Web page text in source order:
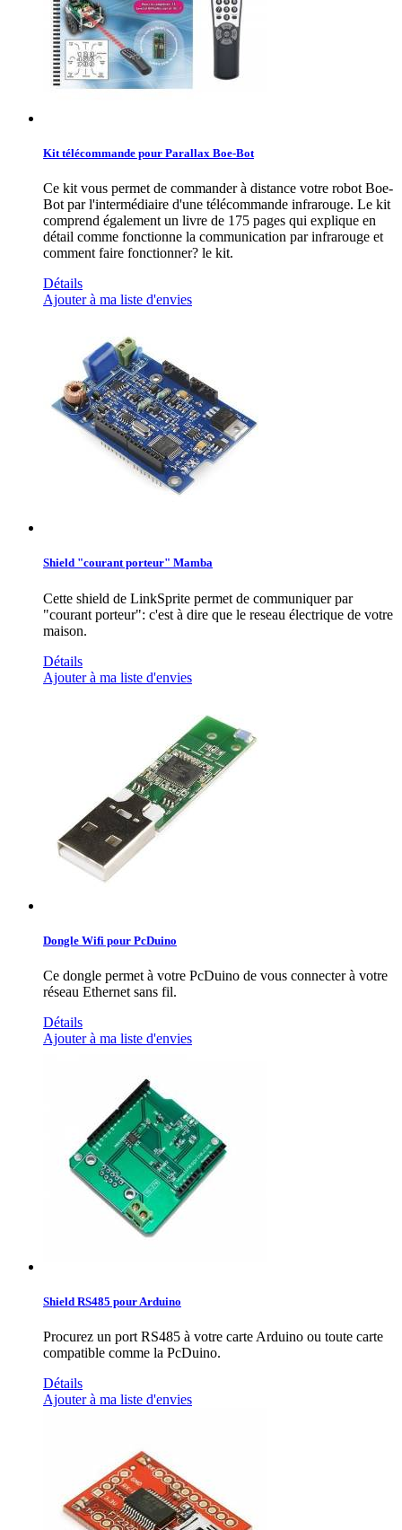
Kit télécommande pour Parallax Boe-Bot
Ce kit vous permet de commander à distance votre robot Boe-
Bot par l'intermédiaire d'une télécommande infrarouge. Le kit
comprend également un livre de 175 pages qui explique en
détail comme fonctionne la communication par infrarouge et
comment faire fonctionner? le kit.
Détails
Ajouter à ma liste d'envies
Shield "courant porteur" Mamba
Cette shield de LinkSprite permet de communiquer par
"courant porteur": c'est à dire que le reseau électrique de votre
maison.
Détails
Ajouter à ma liste d'envies
Dongle Wifi pour PcDuino
Ce dongle permet à votre PcDuino de vous connecter à votre
réseau Ethernet sans fil.
Détails
Ajouter à ma liste d'envies
Shield RS485 pour Arduino
Procurez un port RS485 à votre carte Arduino ou toute carte
compatible comme la PcDuino.
Détails
Ajouter à ma liste d'envies